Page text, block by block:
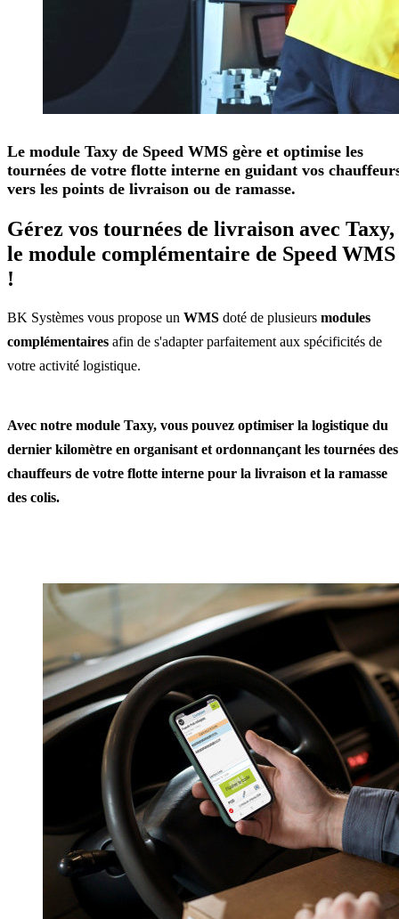
Le module Taxy de Speed WMS gère et optimise les
tournées de votre flotte interne en guidant vos
vers les points de livraison ou de ramasse.
Gérez vos tournées de livraison avec Taxy,
le module complémentaire de Speed WMS
!
BK Systèmes vous propose un WMS doté de plusieurs modules
complémentaires afin de s'adapter parfaitement aux spécificités de
votre activité logistique.
Avec notre module Taxy, vous pouvez optimiser la logistique du
dernier kilomètre en organisant et ordonnançant les tournées des
chauffeurs de votre flotte interne pour la livraison et la ramasse
des colis.